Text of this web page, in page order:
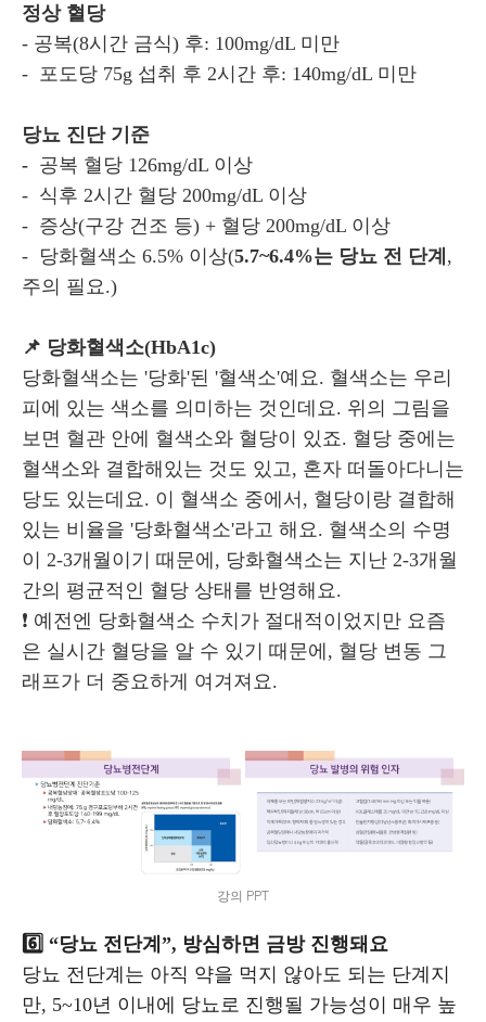
정상 혈당
- 공복(8시간 금식) 후: 100mg/dL 미만
- 포도당 75g 섭취 후 2시간 후: 140mg/dL 미만
당뇨 진단 기준
- 공복 혈당 126mg/dL 이상
- 식후 2시간 혈당 200mg/dL 이상
- 증상(구강 건조 등) + 혈당 200mg/dL 이상
- 당화혈색소 6.5% 이상(5.7~6.4%는 당뇨 전 단계 ,
주의 필요.)
📌 당화혈색소(HbA1c)
당화혈색소는 '당화'된 '혈색소'예요. 혈색소는 우리
피에 있는 색소를 의미하는 것인데요. 위의 그림을
보면 혈관 안에 혈색소와 혈당이 있죠. 혈당 중에는
혈색소와 결합해있는 것도 있고, 혼자 떠돌아다니는
당도 있는데요. 이 혈색소 중에서, 혈당이랑 결합해
있는 비율을 '당화혈색소'라고 해요. 혈색소의 수명
이 2-3개월이기 때문에, 당화혈색소는 지난 2-3개월
간의 평균적인 혈당 상태를 반영해요.
❗ 예전엔 당화혈색소 수치가 절대적이었지만 요즘
은 실시간 혈당을 알 수 있기 때문에, 혈당 변동 그
래프가 더 중요하게 여겨져요.
강의 PPT
6️⃣ “당뇨 전단계”, 방심하면 금방 진행돼요
당뇨 전단계는 아직 약을 먹지 않아도 되는 단계지
만, 5~10년 이내에 당뇨로 진행될 가능성이 매우 높